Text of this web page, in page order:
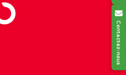
Contactez-nous